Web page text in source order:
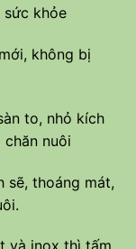
sức khỏe
không bị
to, nhỏ kích
nuôi
sẽ, thoáng mát,